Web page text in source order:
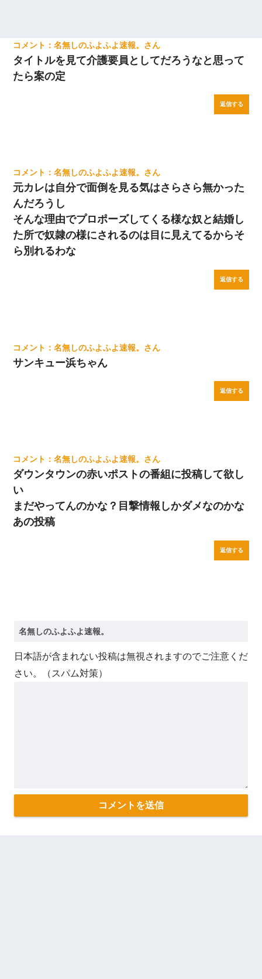
名無しのふよふよ速報。
タイトルを見て介護要員としてだろうなと思って
たら案の定
返信する
名無しのふよふよ速報。
元カレは自分で面倒を見る気はさらさら無かった
んだろうし
そんな理由でプロポーズしてくる様な奴と結婚し
た所で奴隷の様にされるのは目に見えてるからそ
ら別れるわな
返信する
名無しのふよふよ速報。
サンキュー浜ちゃん
返信する
名無しのふよふよ速報。
ダウンタウンの赤いポストの番組に投稿して欲し
い
まだやってんのかな？目撃情報しかダメなのかな
あの投稿
返信する
日本語が含まれない投稿は無視されますのでご注意くだ
さい。（スパム対策）